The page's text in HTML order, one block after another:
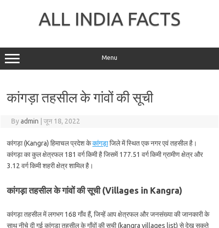
ALL INDIA FACTS
Menu
कांगड़ा तहसील के गांवों की सूची
Byadmin जून 18, 2022
कांगड़ा (Kangra) हिमाचल प्रदेश केकांगड़ाजिले में स्थित एक नगर एवं तहसील है।
कांगड़ा का कुल क्षेत्रफल 181 वर्ग किमी है जिसमें 177.51 वर्ग किमी ग्रामीण क्षेत्र और
3.12 वर्ग किमी शहरी क्षेत्र शामिल है।
कांगड़ा तहसील के गांवों की सूची (Villages in Kangra)
कांगड़ा तहसील में लगभग 168 गाँव हैं, जिन्हें आप क्षेत्रफल और जनसंख्या की जानकारी के
साथ नीचे दी गई कांगड़ा तहसील के गाँवों की सूची (kangra villages list) से देख सकते